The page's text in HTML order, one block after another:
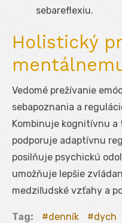
sebareflexiu.
Holistický
Vedomé prežívanie
sebapoznania a
Kombinuje kognitívnu a
podporuje adaptívnu
posilňuje psychickú
umožňuje lepšie
medziľudské vzťahy a
Tag: denník dych